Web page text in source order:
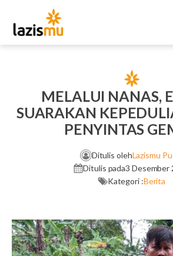
MELALUI NANAS,
SUARAKAN
PENYINTAS
Ditulis olehLazismu
Ditulis pada3 Desember
Kategori :Berita